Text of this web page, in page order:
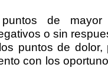
de
o sin
puntos de dolor,
con los